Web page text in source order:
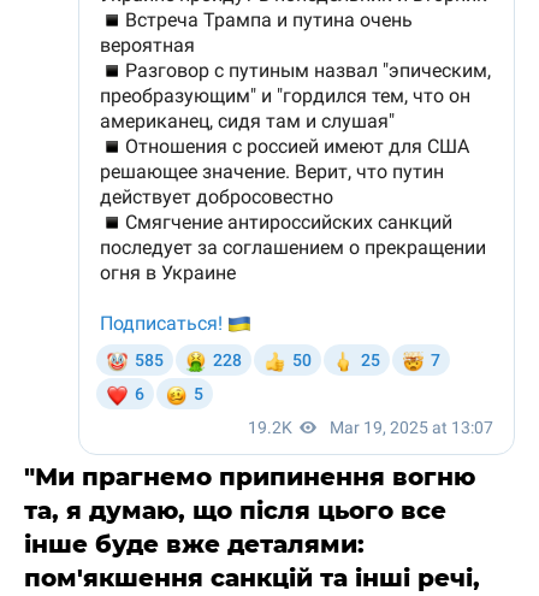
"Ми прагнемо припинення вогню
та, я думаю, що після цього все
інше буде вже деталями:
пом'якшення санкцій та інші речі,